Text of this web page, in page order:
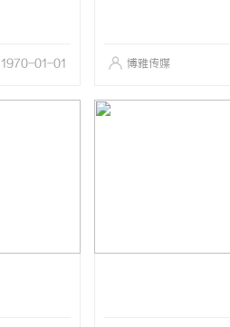
1970-01-01 博雅传媒